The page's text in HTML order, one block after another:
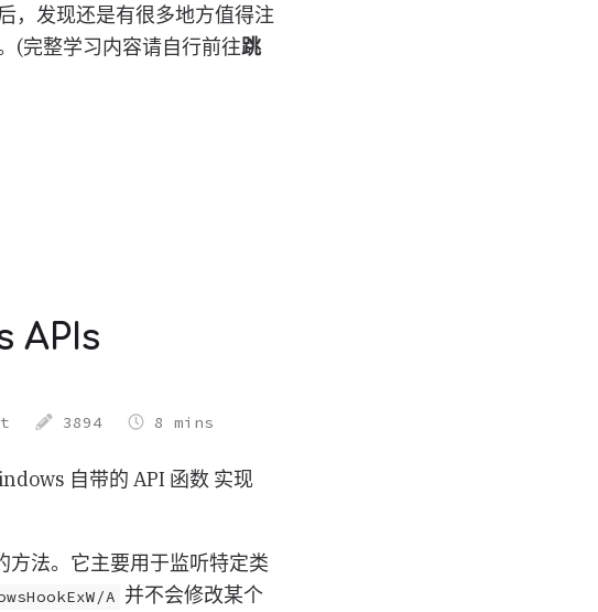
，发现还是有很多地方值得注
(完整学习内容请自行前往跳
APIs
3894 8 mins
自带的 API 函数 实现
法。它主要用于监听特定类
A 并不会修改某个